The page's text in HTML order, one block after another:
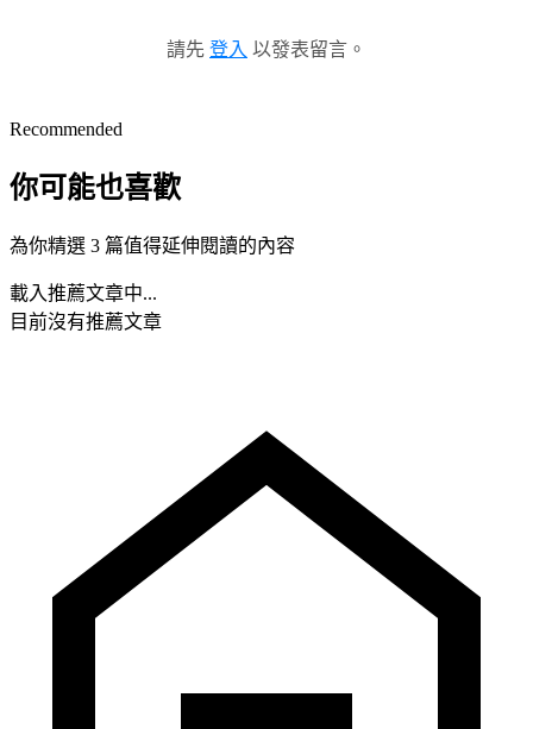
請先 登入 以發表留言。
Recommended
你可能也喜歡
為你精選 3 篇值得延伸閱讀的內容
載入推薦文章中...
目前沒有推薦文章